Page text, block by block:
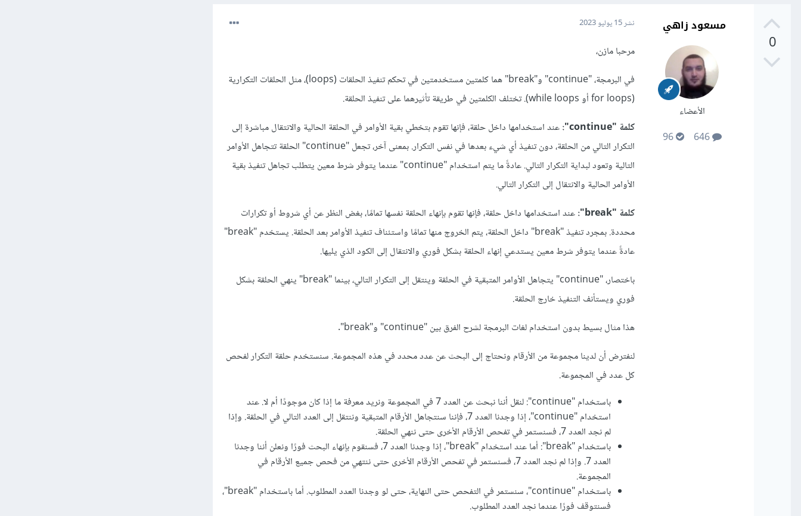
0
مسعود زاهي
الأعضاء
646
96
نشر15 يوليو 2023
مرحبا مازن،
في البرمجة، "continue" و"break" هما كلمتين مستخدمتين في تحكم تنفيذ الحلقات (loops)، مثل الحلقات التكرارية
(for loops أو while loops). تختلف الكلمتين في طريقة تأثيرهما على تنفيذ الحلقة.
كلمة "continue":
عند استخدامها داخل حلقة، فإنها تقوم بتخطي بقية الأوامر في الحلقة الحالية والانتقال مباشرة إلى
التكرار التالي من الحلقة، دون تنفيذ أي شيء بعدها في نفس التكرار. بمعنى آخر، تجعل "continue" الحلقة تتجاهل الأوامر
التالية وتعود لبداية التكرار التالي. عادةً ما يتم استخدام "continue" عندما يتوفر شرط معين يتطلب تجاهل تنفيذ بقية
الأوامر الحالية والانتقال إلى التكرار التالي.
كلمة "break":
عند استخدامها داخل حلقة، فإنها تقوم بإنهاء الحلقة نفسها تمامًا، بغض النظر عن أي شروط أو تكرارات
محددة. بمجرد تنفيذ "break" داخل الحلقة، يتم الخروج منها تمامًا واستئناف تنفيذ الأوامر بعد الحلقة. يستخدم "break"
عادةً عندما يتوفر شرط معين يستدعي إنهاء الحلقة بشكل فوري والانتقال إلى الكود الذي يليها.
باختصار، "continue" يتجاهل الأوامر المتبقية في الحلقة وينتقل إلى التكرار التالي، بينما "break" ينهي الحلقة بشكل
فوري ويستأنف التنفيذ خارج الحلقة.
هذا مثال بسيط بدون استخدام لغات البرمجة لشرح الفرق بين "continue" و"break".
لنفترض أن لدينا مجموعة من الأرقام ونحتاج إلى البحث عن عدد محدد في هذه المجموعة. سنستخدم حلقة التكرار لفحص
كل عدد في المجموعة.
باستخدام "continue": لنقل أننا نبحث عن العدد 7 في المجموعة ونريد معرفة ما إذا كان موجودًا أم لا. عند
استخدام "continue"، إذا وجدنا العدد 7، فإننا سنتجاهل الأرقام المتبقية وننتقل إلى العدد التالي في الحلقة. وإذا
لم نجد العدد 7، فسنستمر في تفحص الأرقام الأخرى حتى ننهي الحلقة.
باستخدام "break": أما عند استخدام "break"، إذا وجدنا العدد 7، فسنقوم بإنهاء البحث فورًا ونعلن أننا وجدنا
العدد 7. وإذا لم نجد العدد 7، فسنستمر في تفحص الأرقام الأخرى حتى ننتهي من فحص جميع الأرقام في
المجموعة.
باستخدام "continue"، سنستمر في التفحص حتى النهاية، حتى لو وجدنا العدد المطلوب. أما باستخدام "break"،
فسنتوقف فورًا عندما نجد العدد المطلوب.